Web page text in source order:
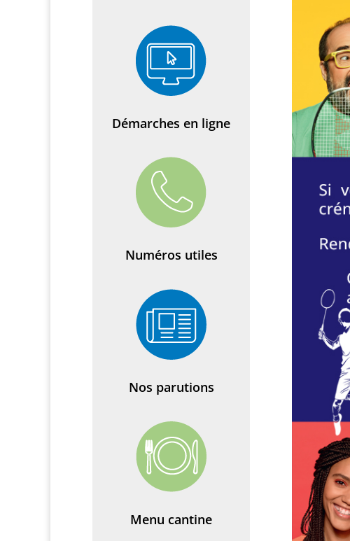
Démarches en ligne
Numéros utiles
Nos parutions
Menu cantine